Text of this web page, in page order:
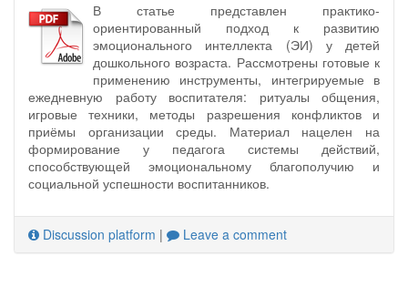
В статье представлен практико-
ориентированный подход к развитию
эмоционального интеллекта (ЭИ) у детей
дошкольного возраста. Рассмотрены готовые к
применению инструменты, интегрируемые в
ежедневную работу воспитателя: ритуалы общения,
игровые техники, методы разрешения конфликтов и
приёмы организации среды. Материал нацелен на
формирование у педагога системы действий,
способствующей эмоциональному благополучию и
социальной успешности воспитанников.
Discussion platform | Leave a comment